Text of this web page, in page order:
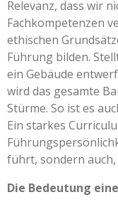
Relevanz, dass wir
Fachkompetenzen
ethischen
Führung bilden.
ein Gebäude
wird das gesamte
Stürme. So ist es
Ein starkes
führt, sondern
Die Bedeutung